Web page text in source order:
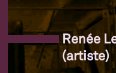
Renée
(artiste)